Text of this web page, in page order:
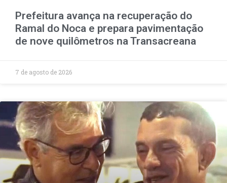
Prefeitura avança na recuperação do
Ramal do Noca e prepara pavimentação
de nove quilômetros na Transacreana
7 de agosto de 2026